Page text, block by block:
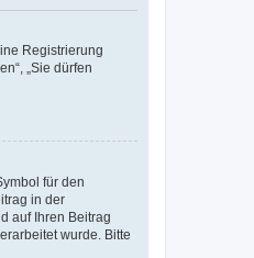
Registrierung
„Sie dürfen
für den
in der
auf Ihren Beitrag
wurde. Bitte